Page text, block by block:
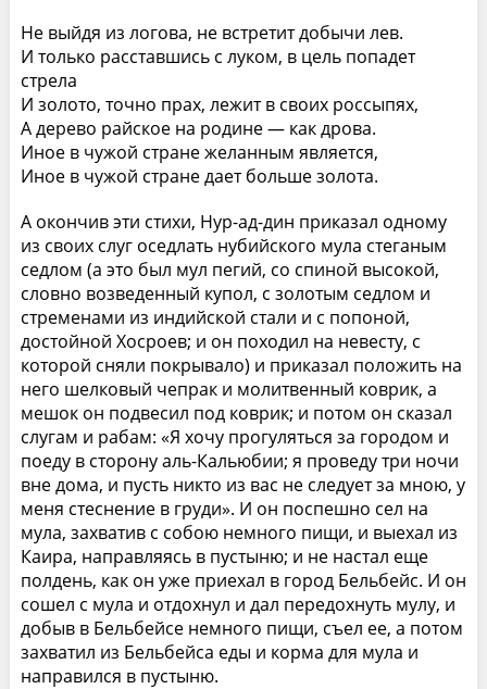
Не выйдя из логова, не встретит добычи лев.
И только расставшись с луком, в цель попадет
стрела
И золото, точно прах, лежит в своих россыпях,
А дерево райское на родине — как дрова.
Иное в чужой стране желанным является,
Иное в чужой стране дает больше золота.
А окончив эти стихи, Нур-ад-дин приказал одному
из своих слуг оседлать нубийского мула стеганым
седлом (а это был мул пегий, со спиной высокой,
словно возведенный купол, с золотым седлом и
стременами из индийской стали и с попоной,
достойной Хосроев; и он походил на невесту, с
которой сняли покрывало) и приказал положить на
него шелковый чепрак и молитвенный коврик, а
мешок он подвесил под коврик; и потом он сказал
слугам и рабам: «Я хочу прогуляться за городом и
поеду в сторону аль-Кальюбии; я проведу три ночи
вне дома, и пусть никто из вас не следует за мною, у
меня стеснение в груди». И он поспешно сел на
мула, захватив с собою немного пищи, и выехал из
Каира, направляясь в пустыню; и не настал еще
полдень, как он уже приехал в город Бельбейс. И он
сошел с мула и отдохнул и дал передохнуть мулу, и
добыв в Бельбейсе немного пищи, съел ее, а потом
захватил из Бельбейса еды и корма для мула и
направился в пустыню.